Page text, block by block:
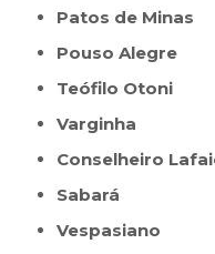
Patos de Minas
Pouso Alegre
Teófilo Otoni
Varginha
Conselheiro
Sabará
Vespasiano